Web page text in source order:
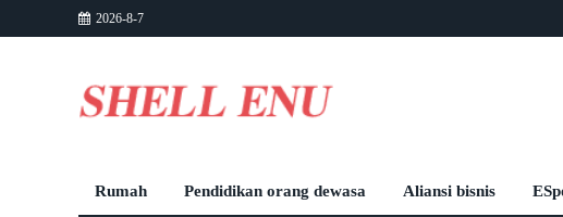
2026-8-7
Rumah Pendidikan orang dewasa Aliansi bisnis